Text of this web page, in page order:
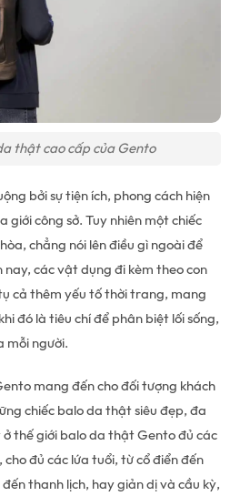
thật cao cấp của Gento
bởi sự tiện ích, phong cách hiện
giới công sở. Tuy nhiên một chiếc
chẳng nói lên điều gì ngoài để
các vật dụng đi kèm theo con
cả thêm yếu tố thời trang, mang
đó là tiêu chí để phân biệt lối sống,
mỗi người.
mang đến cho đối tượng khách
chiếc balo da thật siêu đẹp, đa
thế giới balo da thật Gento đủ các
đủ các lứa tuổi, từ cổ điển đến
thanh lịch, hay giản dị và cầu kỳ,